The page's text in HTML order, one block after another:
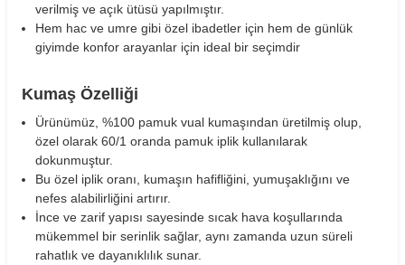
verilmiş ve açık ütüsü yapılmıştır.
Hem hac ve umre gibi özel ibadetler için hem de günlük
giyimde konfor arayanlar için ideal bir seçimdir
Kumaş Özelliği
Ürünümüz, %100 pamuk vual kumaşından üretilmiş olup,
özel olarak 60/1 oranda pamuk iplik kullanılarak
dokunmuştur.
Bu özel iplik oranı, kumaşın hafifliğini, yumuşaklığını ve
nefes alabilirliğini artırır.
İnce ve zarif yapısı sayesinde sıcak hava koşullarında
mükemmel bir serinlik sağlar, aynı zamanda uzun süreli
rahatlık ve dayanıklılık sunar.